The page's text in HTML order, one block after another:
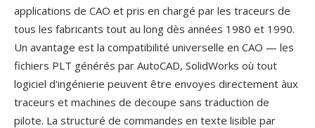
applications de CAO et pris en chargé par les traceurs de
tous les fabricants tout au long dès années 1980 et 1990.
Un avantage est la compatibilité universelle en CAO — les
fichiers PLT générés par AutoCAD, SolidWorks où tout
logiciel d'ingénierie peuvent être envoyes directement àux
traceurs et machines de decoupe sans traduction de
pilote. La structuré de commandes en texte lisible par